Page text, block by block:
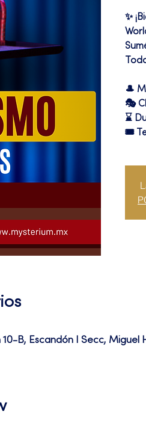
✨
🎩
🎭
⌛
🎟
B, Escandón I Secc, Miguel